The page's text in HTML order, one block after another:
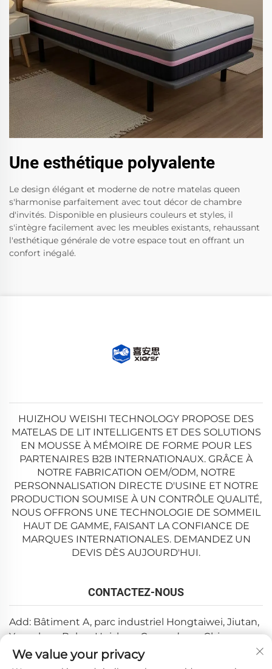
Une esthétique polyvalente
Le design élégant et moderne de notre matelas queen
s'harmonise parfaitement avec tout décor de chambre
d'invités. Disponible en plusieurs couleurs et styles, il
s'intègre facilement avec les meubles existants, rehaussant
l'esthétique générale de votre espace tout en offrant un
confort inégalé.
HUIZHOU WEISHI TECHNOLOGY PROPOSE DES
MATELAS DE LIT INTELLIGENTS ET DES SOLUTIONS
EN MOUSSE À MÉMOIRE DE FORME POUR LES
PARTENAIRES B2B INTERNATIONAUX. GRÂCE À
NOTRE FABRICATION OEM/ODM, NOTRE
PERSONNALISATION DIRECTE D'USINE ET NOTRE
PRODUCTION SOUMISE À UN CONTRÔLE QUALITÉ,
NOUS OFFRONS UNE TECHNOLOGIE DE SOMMEIL
HAUT DE GAMME, FAISANT LA CONFIANCE DE
MARQUES INTERNATIONALES. DEMANDEZ UN
DEVIS DÈS AUJOURD'HUI.
CONTACTEZ-NOUS
Add: Bâtiment A, parc industriel Hongtaiwei, Jiutan,
Yuanzhou, Boluo, Huizhou, Guangdong, Chine
Email :[email protected]
We value your privacy